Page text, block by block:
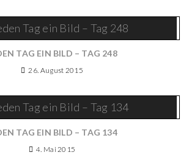
TAG EIN BILD – TAG 248
26. August 2015
TAG EIN BILD – TAG 134
4. Mai 2015